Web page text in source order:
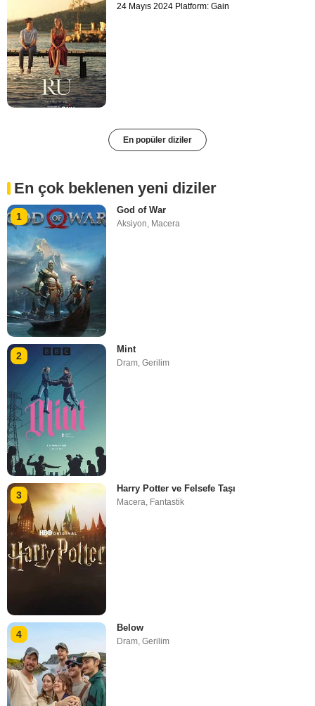
24 Mayıs 2024 Platform: Gain
En popüler diziler
En çok beklenen yeni diziler
1
God of War
Aksiyon Macera
2
Mint
Dram,Gerilim
3
Harry Potter ve Felsefe Taşı
Macera, Fantastik
4
Below
Dram,Gerilim